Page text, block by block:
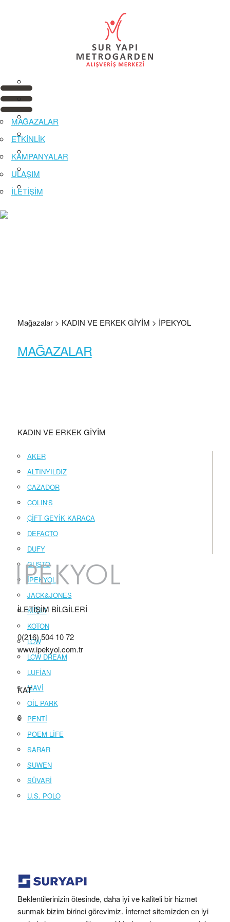
MAĞAZALAR
ETKİNLİK
KAMPANYALAR
ULAŞIM
İLETİŞİM
Mağazalar > KADIN VE ERKEK GİYİM > İPEKYOL
MAĞAZALAR
KADIN VE ERKEK GİYİM
AKER
ALTINYILDIZ
CAZADOR
COLIN'S
ÇİFT GEYİK KARACA
DEFACTO
DUFY
GUSTO
İPEKYOL
JACK&JONES
KİĞILI
KOTON
LCW
LCW DREAM
LUFİAN
MAVİ
OİL PARK
PENTİ
POEM LİFE
SARAR
SUWEN
SÜVARİ
U.S. POLO
İLETİŞİM BİLGİLERİ
0(216) 504 10 72
www.ipekyol.com.tr
KAT
0
Beklentilerinizin ötesinde, daha iyi ve kaliteli bir hizmet
sunmak bizim birinci görevimiz. İnternet sitemizden en iyi